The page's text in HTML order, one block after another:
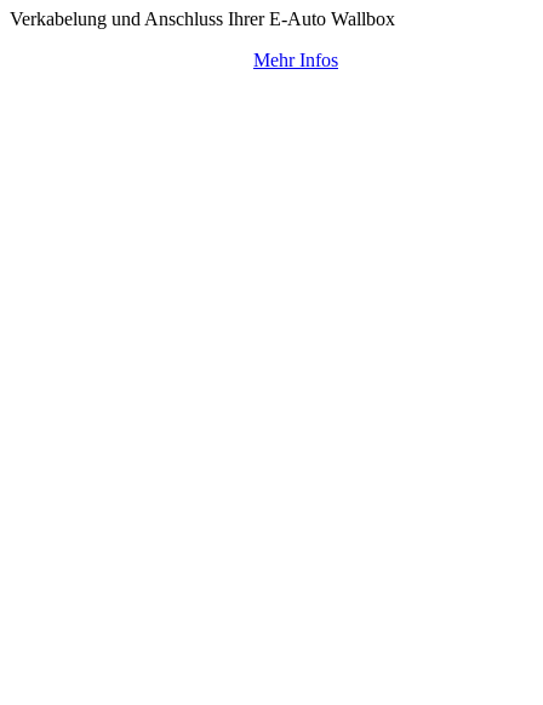
Verkabelung und Anschluss Ihrer E-Auto Wallbox
Mehr Infos